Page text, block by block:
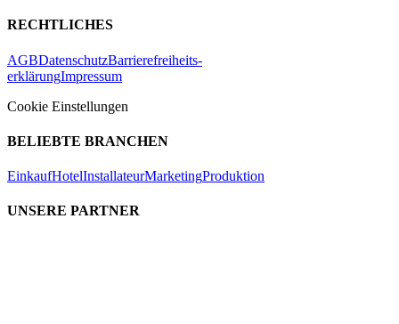
RECHTLICHES
AGBDatenschutzBarrierefreiheits-
erklärungImpressum
Cookie Einstellungen
BELIEBTE BRANCHEN
EinkaufHotelInstallateurMarketingProduktion
UNSERE PARTNER